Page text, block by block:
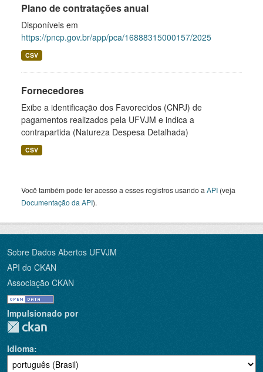
Plano de contratações anual
Disponíveis em
https://pncp.gov.br/app/pca/16888315000157/2025
CSV
Fornecedores
Exibe a identificação dos Favorecidos (CNPJ) de
pagamentos realizados pela UFVJM e indica a
contrapartida (Natureza Despesa Detalhada)
CSV
Você também pode ter acesso a esses registros usando a API (veja
Documentação da API).
Sobre Dados Abertos UFVJM
API do CKAN
Associação CKAN
Impulsionado por
Idioma